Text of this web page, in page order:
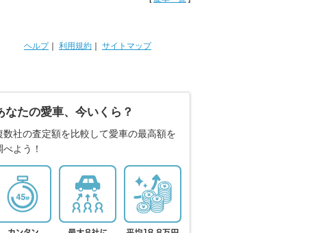
ヘルプ｜ 利用規約 サイトマップ
なたの愛車、今いくら？
数社の査定額を比較して愛車の最高額を
べよう！